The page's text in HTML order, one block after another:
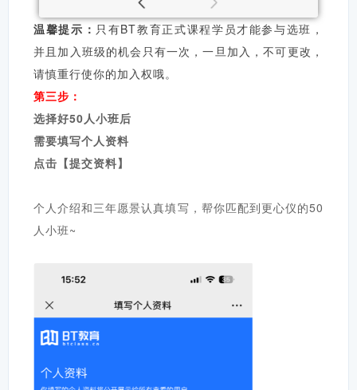
温馨提示： 只有BT教育正式课程学员才能参与选班，
并且加入班级的机会只有一次，一旦加入，不可更改，
请慎重行使你的加入权哦。
第三步：
选择好50人小班后
需要填写个人资料
点击【提交资料】
个人介绍和三年愿景认真填写， 帮你匹配到更心仪的50
人小班~